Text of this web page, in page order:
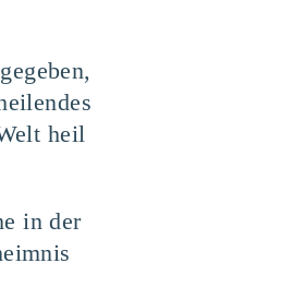
heil
in der